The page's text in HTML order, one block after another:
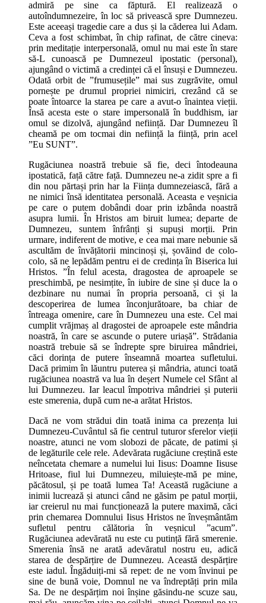
admiră pe sine ca făptură. El realizează o
autoîndumnezeire, în loc să privească spre Dumnezeu.
Este aceeași tragedie care a dus și la căderea lui Adam.
Ceva a fost schimbat, în chip rafinat, de către cineva:
prin meditație interpersonală, omul nu mai este în stare
să-L cunoască pe Dumnezeul ipostatic (personal),
ajungând o victimă a credinței că el însuși e Dumnezeu.
Odată orbit de ”frumusețile” mai sus zugrăvite, omul
pornește pe drumul propriei nimiciri, crezând că se
poate întoarce la starea pe care a avut-o înaintea vieții.
Însă acesta este o stare impersonală în buddhism, iar
omul se dizolvă, ajungând neființă. Dar Dumnezeu îl
cheamă pe om tocmai din neființă la ființă, prin acel
”Eu SUNT”.
Rugăciunea noastră trebuie să fie, deci întodeauna
ipostatică, față către față. Dumnezeu ne-a zidit spre a fi
din nou părtași prin har la Ființa dumnezeiască, fără a
ne nimici însă identitatea personală. Aceasta e veșnicia
pe care o putem dobândi doar prin izbânda noastră
asupra lumii. În Hristos am biruit lumea; departe de
Dumnezeu, suntem înfrânți și supuși morții. Prin
urmare, indiferent de motive, e cea mai mare nebunie să
ascultăm de învățătorii mincinoși și, șovăind de colo-
colo, să ne lepădăm pentru ei de credința în Biserica lui
Hristos. ”În felul acesta, dragostea de aproapele se
preschimbă, pe nesimțite, în iubire de sine și duce la o
dezbinare nu numai în propria persoană, ci și la
descoperirea de lumea înconjurătoare, ba chiar de
întreaga omenire, care în Dumnezeu una este. Cel mai
cumplit vrăjmaș al dragostei de aproapele este mândria
noastră, în care se ascunde o putere uriașă”. Strădania
noastră trebuie să se îndrepte spre biruirea mândriei,
căci dorința de putere înseamnă moartea sufletului.
Dacă primim în lăuntru puterea și mândria, atunci toată
rugăciunea noastră va lua în deșert Numele cel Sfânt al
lui Dumnezeu. Iar leacul împotriva mândriei și puterii
este smerenia, după cum ne-a arătat Hristos.
Dacă ne vom strădui din toată inima ca prezența lui
Dumnezeu-Cuvântul să fie centrul tuturor sferelor vieții
noastre, atunci ne vom slobozi de păcate, de patimi și
de legăturile cele rele. Adevărata rugăciune creștină este
neîncetata chemare a numelui lui Iisus: Doamne Iisuse
Hritoase, fiul lui Dumnezeu, miluiește-mă pe mine,
păcătosul, și pe toată lumea Ta! Această rugăciune a
inimii lucrează și atunci când ne găsim pe patul morții,
iar creierul nu mai funcționează la putere maximă, căci
prin chemarea Domnului Iisus Hristos ne înveșmântăm
sufletul pentru călătoria în veșnicul ”acum”.
Rugăciunea adevărată nu este cu putință fără smerenie.
Smerenia însă ne arată adevăratul nostru eu, adică
starea de despărțire de Dumnezeu. Această despărțire
este iadul. Îngăduiți-mi să repet: de ne vom învinui pe
sine de bună voie, Domnul ne va îndreptăți prin mila
Sa. De ne despărțim noi înșine găsindu-ne scuze sau,